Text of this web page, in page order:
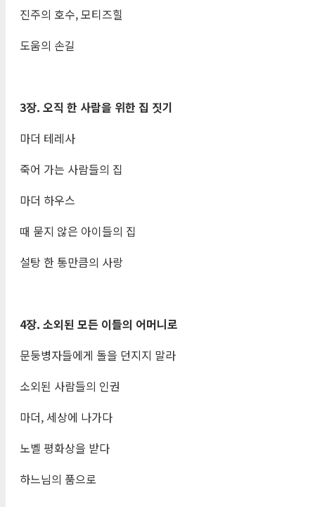
진주의 호수, 모티즈힐
도움의 손길
3장. 오직 한 사람을 위한 집 짓기
마더 테레사
죽어 가는 사람들의 집
마더 하우스
때 묻지 않은 아이들의 집
설탕 한 통만큼의 사랑
4장. 소외된 모든 이들의 어머니로
문둥병자들에게 돌을 던지지 말라
소외된 사람들의 인권
마더, 세상에 나가다
노벨 평화상을 받다
하느님의 품으로